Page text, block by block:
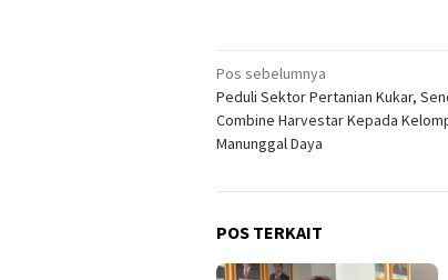
Navigasi
pos
Pos sebelumnya
Peduli Sektor Pertanian Kukar,
Combine Harvestar Kepada
Manunggal Daya
POS TERKAIT